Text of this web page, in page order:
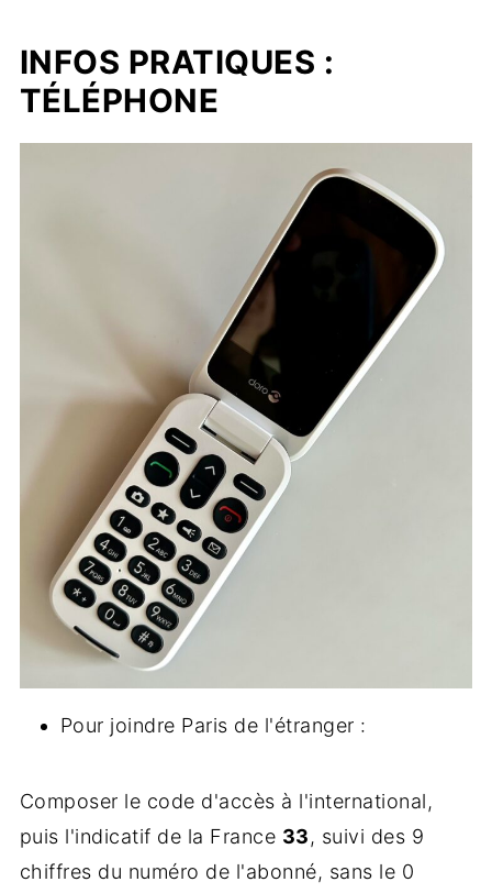
INFOS PRATIQUES :
TÉLÉPHONE
Pour joindre Paris de l'étranger :
Composer le code d'accès à l'international,
puis l'indicatif de la France 33, suivi des 9
chiffres du numéro de l'abonné, sans le 0